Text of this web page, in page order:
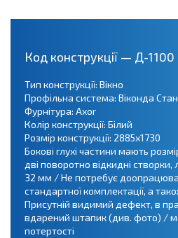
Код конструкції — Д-1100
Тип конструкції: Вікно
Профільна система: Віконда
Фурнітура: Axor
Колір конструкції: Білий
Розмір конструкції: 2885х1730
Бокові глухі частини мають
дві поворотно відкидні створки,
32 мм / Не потребує
стандартної комплектації, а
Присутній видимий дефект, в
вдарений штапик (див. фото) /
потертості